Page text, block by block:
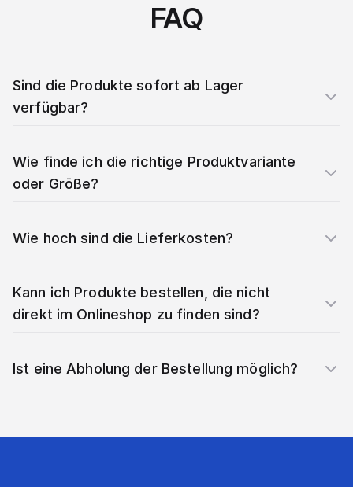
FAQ
Sind die Produkte sofort ab Lager
verfügbar?
Wie finde ich die richtige Produktvariante
oder Größe?
Wie hoch sind die Lieferkosten?
Kann ich Produkte bestellen, die nicht
direkt im Onlineshop zu finden sind?
Ist eine Abholung der Bestellung möglich?